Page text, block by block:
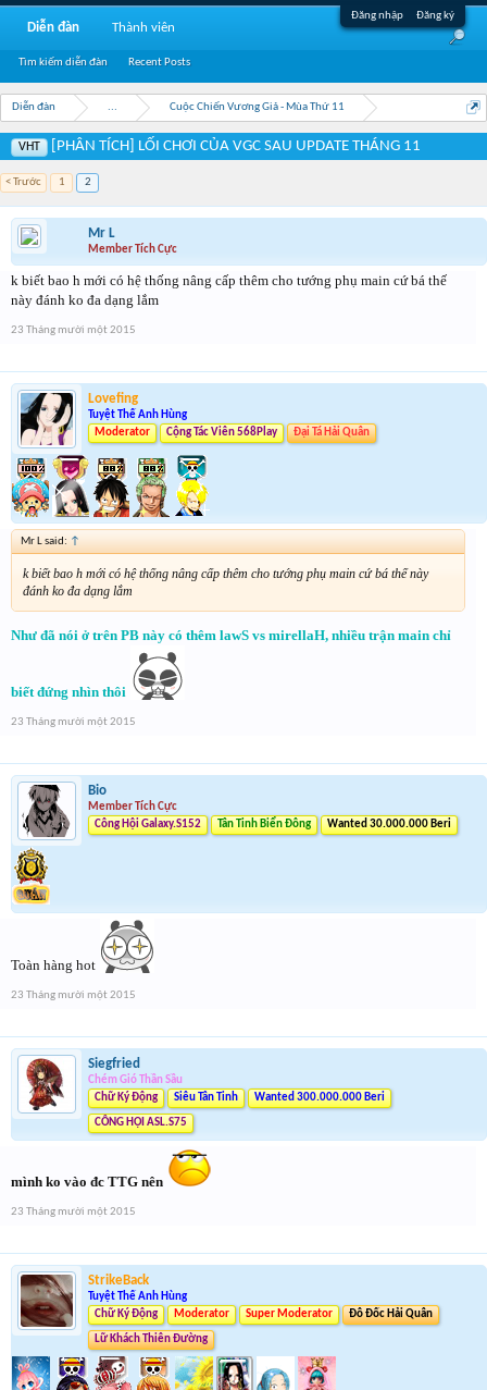
Đăng nhập Đăng ký
Diễn đàn ... Cuộc Chiến Vương Giả - Mùa Thứ 11
VHT [PHÂN TÍCH] LỐI CHƠI CỦA VGC SAU UPDATE THÁNG 11
< Trước 1 2
Mr L
Member Tích Cực
k biết bao h mới có hệ thống nâng cấp thêm cho tướng phụ main cứ bá thế
này đánh ko đa dạng lắm
23 Tháng mười một 2015
Lovefing
Tuyệt Thế Anh Hùng
Moderator
Cộng Tác Viên 568Play Đại Tá Hải Quân
Mr L said: ↑
k biết bao h mới có hệ thống nâng cấp thêm cho tướng phụ main cứ bá thế này
đánh ko đa dạng lắm
Như đã nói ở trên PB này có thêm lawS vs mirellaH, nhiều trận main chỉ
biết đứng nhìn thôi
23 Tháng mười một 2015
Bio
Member Tích Cực
Công Hội Galaxy.S152
Tân Tinh Biển Đông Wanted 30.000.000 Beri
Toàn hàng hot
23 Tháng mười một 2015
Siegfried
Chém Gió Thần Sầu
Chữ Ký Động
Siêu Tân Tinh Wanted 300.000.000 Beri
CÔNG HỘI ASL.S75
mình ko vào đc TTG nên
23 Tháng mười một 2015
StrikeBack
Tuyệt Thế Anh Hùng
Chữ Ký Động
Moderator Super Moderator Đô Đốc Hải Quân
Lữ Khách Thiên Đường
Diễn đàn
Tìm kiếm diễn đàn Recent Posts
Thành viên